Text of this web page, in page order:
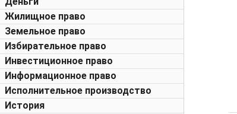
Жилищное право
Земельное право
Избирательное право
Инвестиционное право
Информационное право
Исполнительное производство
История